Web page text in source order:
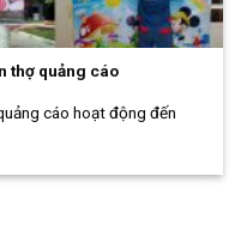
thợ quảng cáo
cáo hoạt động đến